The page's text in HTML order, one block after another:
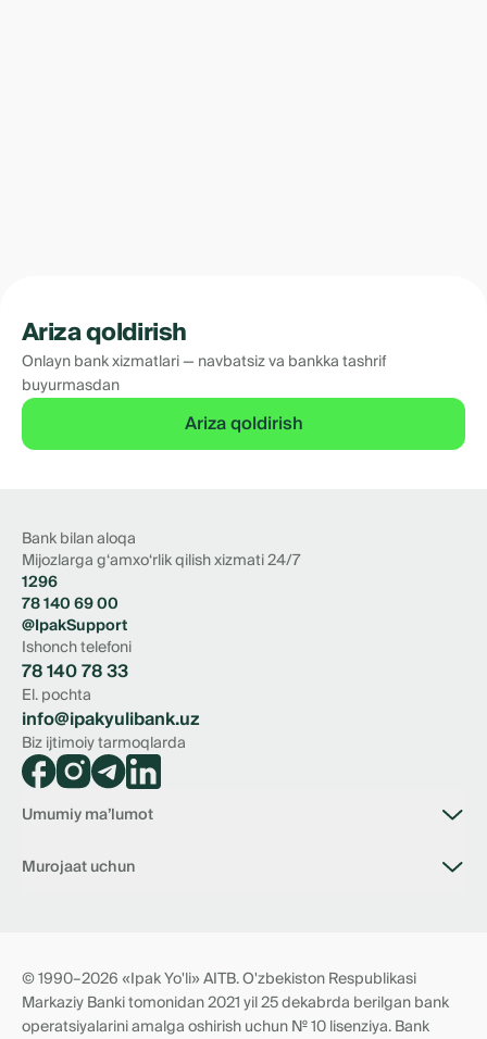
Ariza qoldirish
Onlayn bank xizmatlari — navbatsiz va bankka tashrif
buyurmasdan
Ariza qoldirish
Bank bilan aloqa
Mijozlarga g‘amxo‘rlik qilish xizmati 24/7
1296
78 140 69 00
@IpakSupport
Ishonch telefoni
78 140 78 33
El. pochta
info@ipakyulibank.uz
Biz ijtimoiy tarmoqlarda
Umumiy ma’lumot
Bo‘sh ish o‘rinlari
Yangiliklar
Rekvizitlar va filiallar
Murojaat uchun
Tranzit hisobraqamlari
Vakillik munosabatlari
© 1990–2026 «Ipak Yo'li» AITB. O'zbekiston Respublikasi
Markaziy Banki tomonidan 2021 yil 25 dekabrda berilgan bank
operatsiyalarini amalga oshirish uchun № 10 lisenziya. Bank